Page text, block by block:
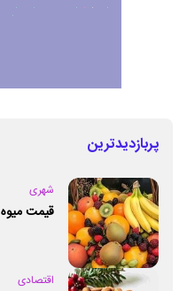
پربازدیدترین
شهری
قیمت
اقتصادی